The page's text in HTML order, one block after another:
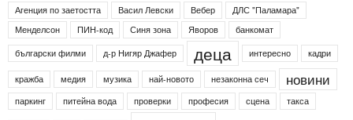
Агенция по заетостта
Васил Левски Вебер
ДЛС "Паламара"
Менделсон
ПИН-код Синя зона Яворов
банкомат
български филми
д-р Нигяр Джафер деца интересно кадри
кражба медия музика най-новото незаконна сеч новини
паркинг питейна вода проверки професия сцена такса